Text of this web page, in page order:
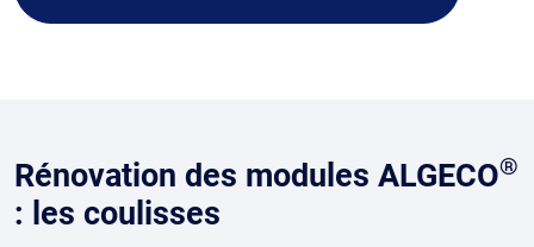
Rénovation des modules ALGECO®
: les coulisses